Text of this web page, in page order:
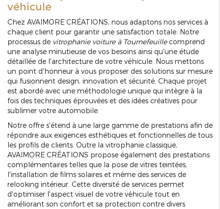
véhicule
Chez AVAIMORE CRÉATIONS, nous adaptons nos services à
chaque client pour garantir une satisfaction totale. Notre
processus de vitrophanie voiture à Tournefeuillecomprend
une analyse minutieuse de vos besoins ainsi qu'une étude
détaillée de l'architecture de votre véhicule. Nous mettons
un point d'honneur à vous proposer des solutions sur mesure
qui fusionnent design, innovation et sécurité. Chaque projet
est abordé avec une méthodologie unique qui intègre à la
fois des techniques éprouvées et des idées créatives pour
sublimer votre automobile.
Notre offre s'étend à une large gamme de prestations afin de
répondre aux exigences esthétiques et fonctionnelles de tous
les profils de clients. Outre la vitrophanie classique,
AVAIMORE CRÉATIONS propose également des prestations
complémentaires telles que la pose de vitres teintées,
l'installation de films solaires et même des services de
relooking intérieur. Cette diversité de services permet
d'optimiser l'aspect visuel de votre véhicule tout en
améliorant son confort et sa protection contre divers